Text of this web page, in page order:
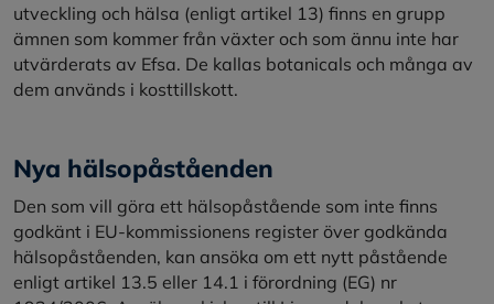
utveckling och hälsa (enligt artikel 13) finns en grupp
ämnen som kommer från växter och som ännu inte har
utvärderats av Efsa. De kallas botanicals och många av
dem används i kosttillskott.
Nya hälsopåståenden
Den som vill göra ett hälsopåstående som inte finns
godkänt i EU-kommissionens register över godkända
hälsopåståenden, kan ansöka om ett nytt påstående
enligt artikel 13.5 eller 14.1 i förordning (EG) nr